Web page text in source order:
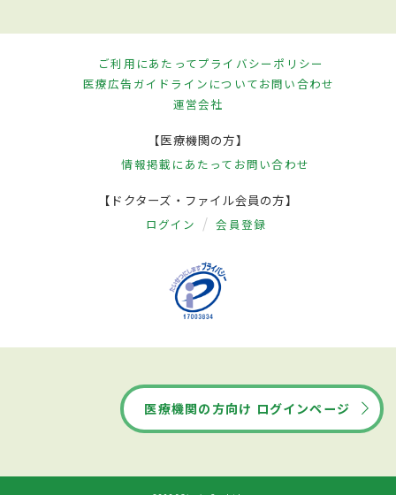
ご利用にあたってプライバシーポリシー
医療広告ガイドラインについてお問い合わせ
運営会社
【医療機関の方】
情報掲載にあたって お問い合わせ
【ドクターズ・ファイル会員の方】
ログイン 会員登録
医療機関の方向け ログインページ